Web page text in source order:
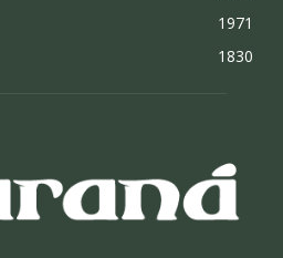
1971
1830